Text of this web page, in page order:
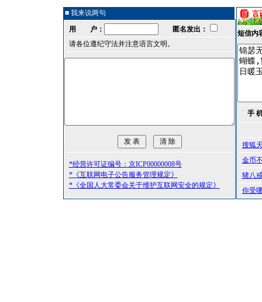
■ 我来说两句
用 户：
匿名发出：
请各位遵纪守法并注意语言文明。
*经营许可证编号：京ICP00000008号
*《互联网电子公告服务管理规定》
*《全国人大常委会关于维护互联网安全的规定》
短信内
手
搜狐
金币
猪八
你受